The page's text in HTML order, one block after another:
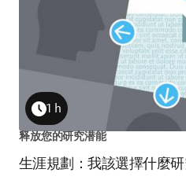
生涯規劃：我該選擇什麼
Duration
1 h
释放您的研究潜能